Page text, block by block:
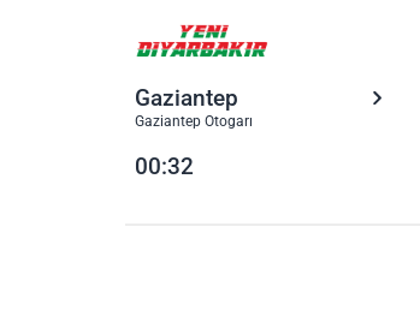
Gaziantep
Gaziantep Otogarı
00:32